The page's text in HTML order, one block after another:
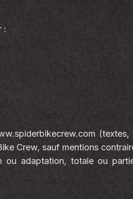
:
(textes,
Crew, sauf mentions
ou adaptation, totale ou